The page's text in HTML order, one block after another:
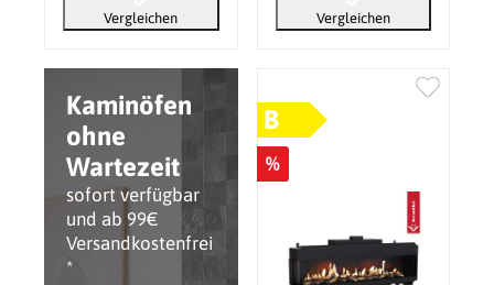
Kaminöfen
ohne
Wartezeit
sofort verfügbar
und ab 99€
Versandkostenfrei
*
Vergleichen Vergleichen
B
%